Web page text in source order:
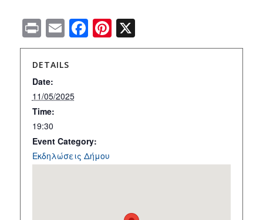
PrintEmailFacebook
Pinterest
X
DETAILS
Date:
11/05/2025
Time:
19:30
Event Category:
Εκδηλώσεις Δήμου